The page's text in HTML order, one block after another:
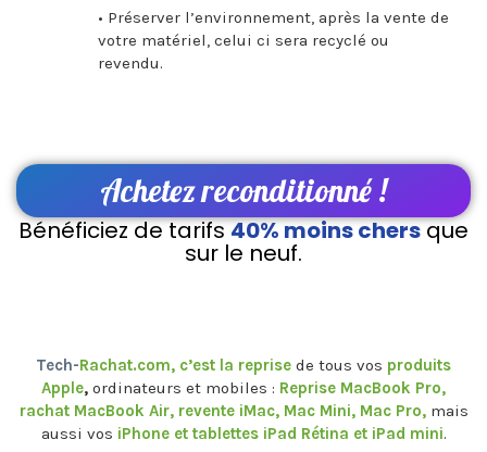
• Préserver l’environnement, après la vente de
votre matériel, celui ci sera recyclé ou
revendu.
Achetez reconditionné !
Bénéficiez de tarifs40% moins chersque
sur le neuf.
Tech-Rachat.com, c’est la reprise de tous vos produits
Apple, ordinateurs et mobiles : Reprise MacBook Pro,
rachat MacBook Air, revente iMac, Mac Mini, Mac Pro, mais
aussi vos iPhone et tablettes iPad Rétina et iPad mini.